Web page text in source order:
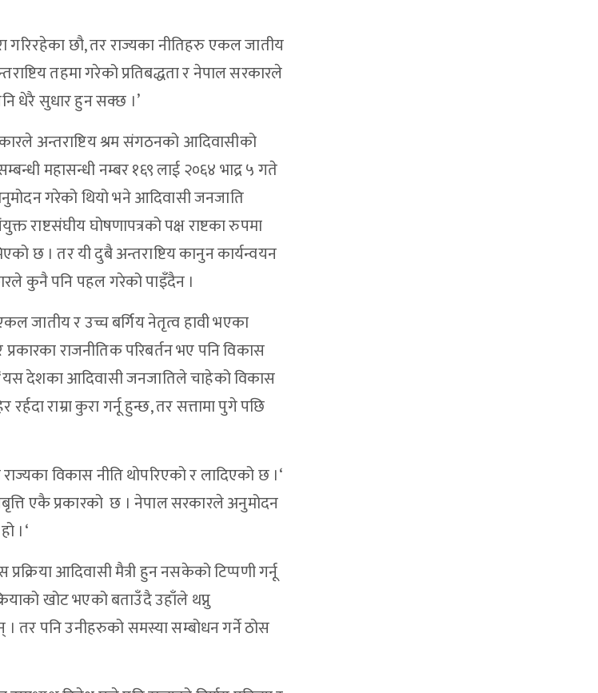
गरिरहेका छौ, तर राज्यका नीतिहरु एकल जातीय
तहमा गरेको प्रतिबद्धता र नेपाल सरकारले
धेरै सुधार हुन सक्छ ।’
अन्तराष्टिय श्रम संगठनको आदिवासीको
महासन्धी नम्बर १६९ लाई २०६४ भाद्र ५ गते
गरेको थियो भने आदिवासी जनजाति
राष्टसंघीय घोषणापत्रको पक्ष राष्टका रुपमा
छ । तर यी दुबै अन्तराष्टिय कानुन कार्यन्वयन
कुनै पनि पहल गरेको पाइँदैन ।
जातीय र उच्च बर्गिय नेतृत्व हावी भएका
राजनीतिक परिबर्तन भए पनि विकास
देशका आदिवासी जनजातिले चाहेको विकास
राम्रा कुरा गर्नू हुन्छ, तर सत्तामा पुगे पछि
विकास नीति थोपरिएको र लादिएको छ ।‘
एकै प्रकारको छ । नेपाल सरकारले अनुमोदन
।‘
आदिवासी मैत्री हुन नसकेको टिप्पणी गर्नू
खोट भएको बताउँदै उहाँले थप्नु
तर पनि उनीहरुको समस्या सम्बोधन गर्ने ठोस